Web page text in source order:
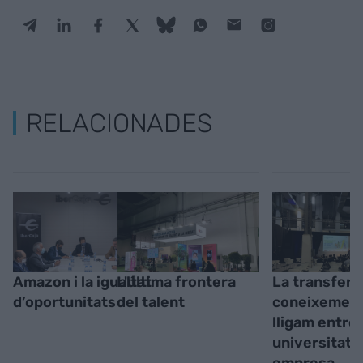
RELACIONADES
Amazon i la igualtat
d’oportunitats
L'última frontera
del talent
La
lligam entre
universitat i